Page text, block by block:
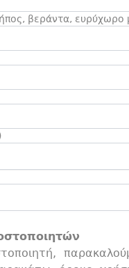
βεράντα, ευρύχωρο